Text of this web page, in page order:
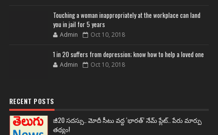
Touching a woman inappropriately at the workplace can land
you in jail for 5 years
Admin Oct 10, 2018
1 in 20 suffers from depression; know how to help a loved one
Admin Oct 10, 2018
RECENT POSTS
జీ20 సదస్సు.. మోదీ సీటు వద్ద ‘భారత్’ నేమ్ ప్లేట్‌.. పేరు మార్పు
తథ్యం!